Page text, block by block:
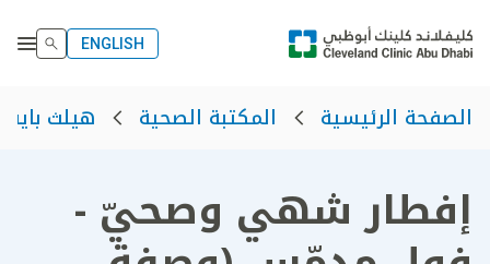
ENGLISH
الصفحة الرئيسية المكتبة الصحية هيلث بايت
إفطار شهي وصحيّ -